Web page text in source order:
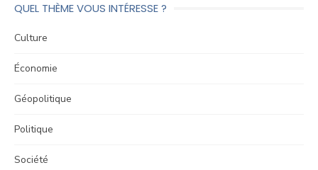
QUEL THÈME VOUS INTÉRESSE ?
Culture
Économie
Géopolitique
Politique
Société